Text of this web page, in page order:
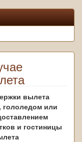
вылета
гололедом или
и гостиницы